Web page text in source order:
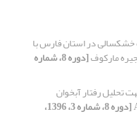
در استان فارس با
[دوره 8، شماره
تحلیل رفتار آبخوان
[دوره 8، شماره 3، 1396،